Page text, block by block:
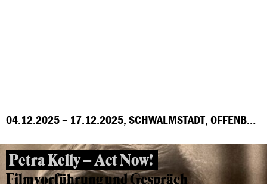
04.12.2025 – 17.12.2025, SCHWALMSTADT, OFFENBACH, MARBURG, FRANKFURT, GROSS-GERAU, HÖCHST
Petra Kelly – Act Now!
Filmvorführung und Gespräch